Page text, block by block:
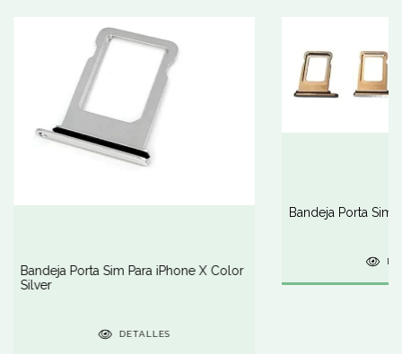
Bandeja Porta Sim Para iPhone X Color
Silver
DETALLES
Bandeja Porta Sim